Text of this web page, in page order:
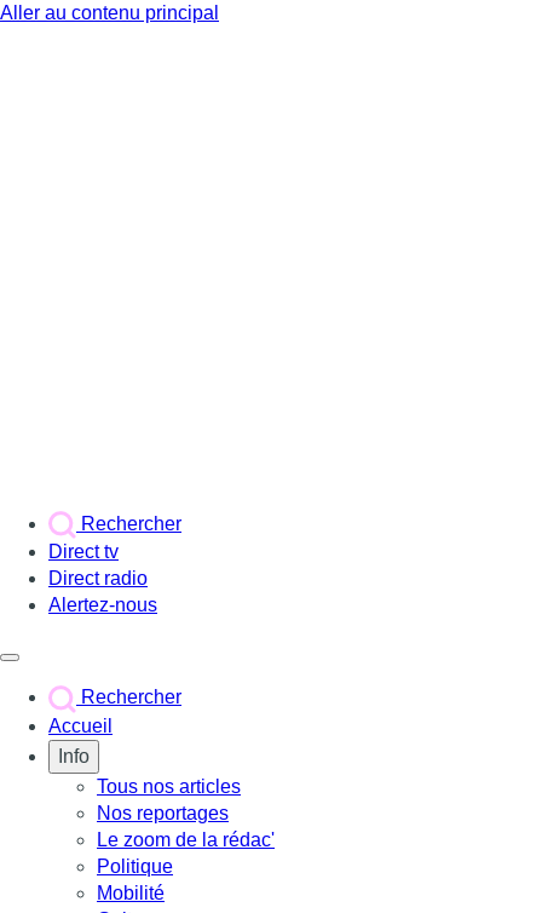
Aller au contenu principal
Rechercher
Direct tv
Direct radio
Alertez-nous
Rechercher
Accueil
Info
Tous nos articles
Nos reportages
Le zoom de la rédac'
Politique
Mobilité